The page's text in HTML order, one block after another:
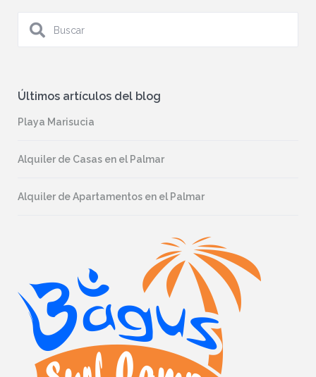
Últimos artículos del blog
Playa Marisucia
Alquiler de Casas en el Palmar
Alquiler de Apartamentos en el Palmar